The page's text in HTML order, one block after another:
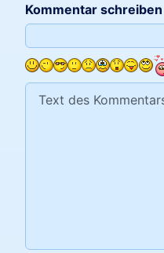
Kommentar schreiben
Text des Kommentars